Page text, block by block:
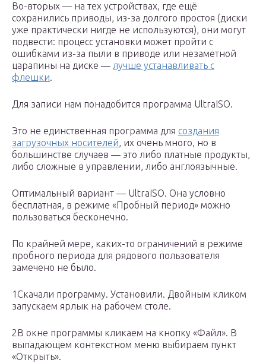
Во-вторых — на тех устройствах, где ещё
сохранились приводы, из-за долгого простоя (диски
уже практически нигде не используются), они могут
подвести: процесс установки может пройти с
ошибками из-за пыли в приводе или незаметной
царапины на диске — лучше устанавливать с
флешки.
Для записи нам понадобится программа UltraISO.
Это не единственная программа для создания
загрузочных носителей, их очень много, но в
большинстве случаев — это либо платные продукты,
либо сложные в управлении, либо англоязычные.
Оптимальный вариант — UltraISO. Она условно
бесплатная, в режиме «Пробный период» можно
пользоваться бесконечно.
По крайней мере, каких-то ограничений в режиме
пробного периода для рядового пользователя
замечено не было.
1Скачали программу. Установили. Двойным кликом
запускаем ярлык на рабочем столе.
2В окне программы кликаем на кнопку «Файл». В
выпадающем контекстном меню выбираем пункт
«Открыть».